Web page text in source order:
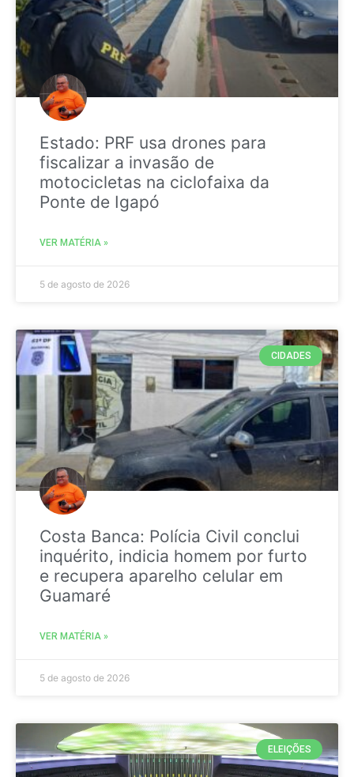
Estado: PRF usa drones para
fiscalizar a invasão de
motocicletas na ciclofaixa da
Ponte de Igapó
VER MATÉRIA »
5 de agosto de 2026
CIDADES
Costa Banca: Polícia Civil conclui
inquérito, indicia homem por furto
e recupera aparelho celular em
Guamaré
VER MATÉRIA »
5 de agosto de 2026
ELEIÇÕES